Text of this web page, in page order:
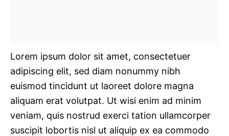
Lorem ipsum dolor sit amet, consectetuer
adipiscing elit, sed diam nonummy nibh
euismod tincidunt ut laoreet dolore magna
aliquam erat volutpat. Ut wisi enim ad minim
veniam, quis nostrud exerci tation ullamcorper
suscipit lobortis nisl ut aliquip ex ea commodo